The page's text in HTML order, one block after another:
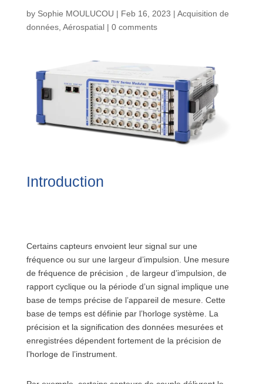
by Sophie MOULUCOU | Feb 16, 2023 | Acquisition de
données, Aérospatial| 0 comments
Introduction
Certains capteurs envoient leur signal sur une
fréquence ou sur une largeur d’impulsion. Une mesure
de fréquence de précision , de largeur d’impulsion, de
rapport cyclique ou la période d’un signal implique une
base de temps précise de l’appareil de mesure. Cette
base de temps est définie par l’horloge système. La
précision et la signification des données mesurées et
enregistrées dépendent fortement de la précision de
l’horloge de l’instrument.